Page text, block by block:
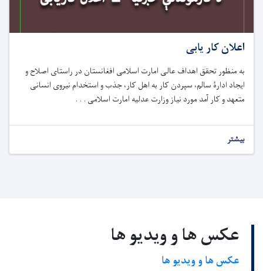
اعلان کار یابی
به منظور تحقق اهداف عالی امارت اسلامی افغانستان در راستای اصلاح و
ایجاد ادارۀ سالم، سپردن کار به اهل کار، جذب و استخدام نیروی انسانی
متعهد و کار آمد مورد نیاز وزارت عدلیه امارت اسلامی . . .
بیشتر
عکس ها و ویدیو ها
عکس ها و ویدیو ها